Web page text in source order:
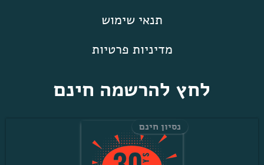
תנאי שימוש
מדיניות פרטיות
לחץ להרשמה חינם
נסיון חינם